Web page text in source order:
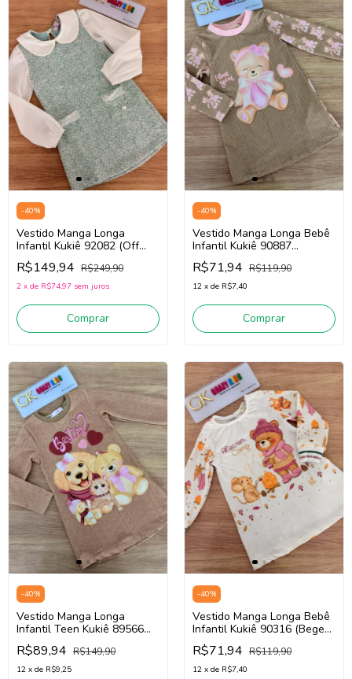
-40%
Vestido Manga Longa
Infantil Kukiê 92082 (Off
White/Azul)
R$149,94 R$249,90
2 x de R$74,97 sem juros
Comprar
-40%
Vestido Manga Longa Bebê
Infantil Kukiê 90887
(Bege/Rosa)
R$71,94 R$119,90
12 x de R$7,40
Comprar
-40%
Vestido Manga Longa
Infantil Teen Kukiê 89566
(Bege)
R$89,94 R$149,90
12 x de R$9,25
-40%
Vestido Manga Longa Bebê
Infantil Kukiê 90316 (Bege
Claro)
R$71,94 R$119,90
12 x de R$7,40